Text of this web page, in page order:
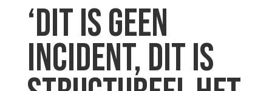
‘DIT IS GEEN
INCIDENT, DIT IS